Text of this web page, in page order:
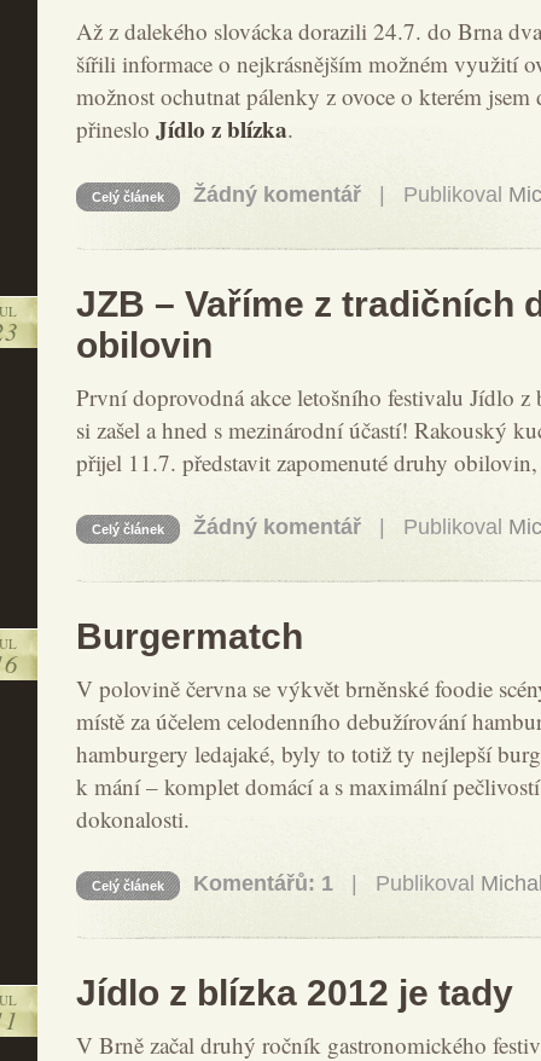
Až z dalekého slovácka dorazili 24.7. do Brna
šířili informace o nejkrásnějším možném využití
možnost ochutnat pálenky z ovoce o kterém jsem
přineslo Jídlo z blízka.
Celý článek Žádný komentář| Publikoval
JZB – Vaříme z tradičních
obilovin
První doprovodná akce letošního festivalu Jídlo z
si zašel a hned s mezinárodní účastí! Rakouský
přijel 11.7. představit zapomenuté druhy
Celý článek Žádný komentář| Publikoval
Burgermatch
V polovině června se výkvět brněnské foodie
místě za účelem celodenního debužírování
hamburgery ledajaké, byly to totiž ty nejlepší
k mání – komplet domácí a s maximální
dokonalosti.
Celý článek Komentářů: 1| Publikoval
Jídlo z blízka 2012 je tady
V Brně začal druhý ročník gastronomického